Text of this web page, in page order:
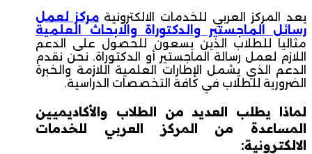
يعد المركز العربي للخدمات الالكترونيةمركز لعمل
رسائل الماجستير والدكتوراة والابحاث العلمية
مثاليا للطلاب الذين يسعون للحصول على الدعم
اللازم لعمل رسالة الماجستير أو الدكتوراة. نحن نقدم
الدعم الذي يشمل الإطارات العلمية اللازمة والخبرة
الضرورية للطلاب في كافة التخصصات الدراسية.
لماذا يطلب العديد من الطلاب والأكاديميين
المساعدة من المركز العربي للخدمات
الالكترونية: